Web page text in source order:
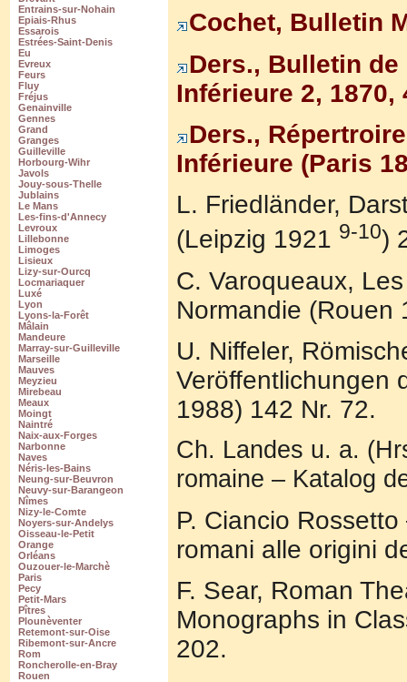
Entrains-sur-Nohain
Epiais-Rhus
Essarois
Estrées-Saint-Denis
Eu
Evreux
Feurs
Fluy
Fréjus
Genainville
Gennes
Grand
Granges
Guilleville
Horbourg-Wihr
Javols
Jouy-sous-Thelle
Jublains
Le Mans
Les-fins-d'Annecy
Levroux
Lillebonne
Limoges
Lisieux
Lizy-sur-Ourcq
Locmariaquer
Luxé
Lyon
Lyons-la-Forêt
Mâlain
Mandeure
Marray-sur-Guilleville
Marseille
Mauves
Meyzieu
Mirebeau
Meaux
Moingt
Naintré
Naix-aux-Forges
Narbonne
Naves
Néris-les-Bains
Neung-sur-Beuvron
Neuvy-sur-Barangeon
Nîmes
Nizy-le-Comte
Noyers-sur-Andelys
Oisseau-le-Petit
Orange
Orléans
Ouzouer-le-Marchè
Paris
Pecy
Petit-Mars
Pîtres
Plounèventer
Retemont-sur-Oise
Ribemont-sur-Ancre
Rom
Roncherolle-en-Bray
Rouen
Cochet, Bulletin
Ders., Bulletin
Inférieure 2, 1870,
Ders.,
Inférieure (Paris
L. Friedländer,
(Leipzig 1921 9-10)
C. Varoqueaux,
Normandie (Rouen
U. Niffeler,
Veröffentlichungen
1988) 142 Nr. 72.
Ch. Landes u. a.
romaine – Katalog
P. Ciancio
romani alle origini
F. Sear, Roman
Monographs in
202.